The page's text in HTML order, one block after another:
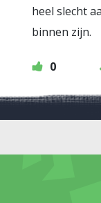
heel slecht
binnen zijn.
0